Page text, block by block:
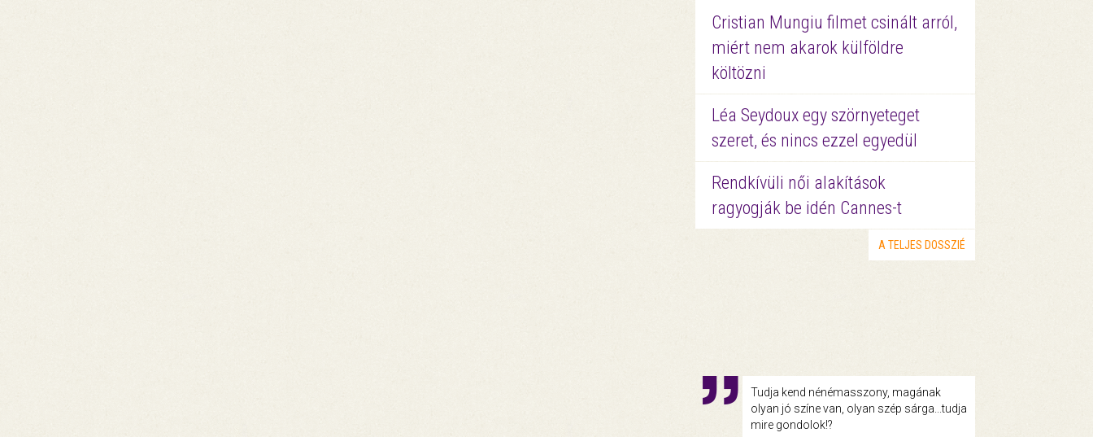
Cristian Mungiu filmet csinált arról,
miért nem akarok külföldre
költözni
Léa Seydoux egy szörnyeteget
szeret, és nincs ezzel egyedül
Rendkívüli női alakítások
ragyogják be idén Cannes-t
A TELJES DOSSZIÉ
Tudja kend nénémasszony, magának
olyan jó színe van, olyan szép sárga...tudja
mire gondolok!?